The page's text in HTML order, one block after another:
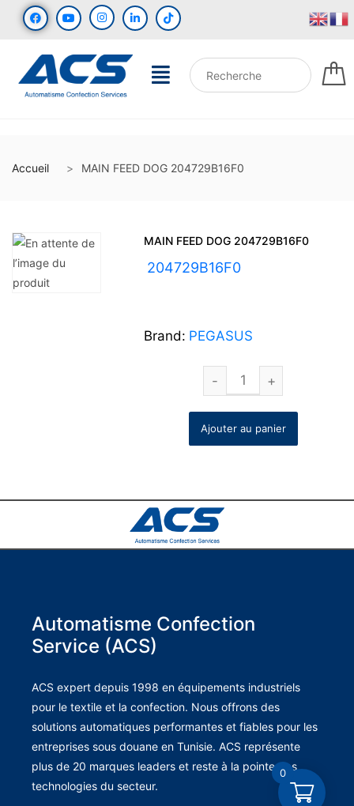
Accueil MAIN FEED DOG 204729B16F0
MAIN FEED DOG 204729B16F0
204729B16F0
Brand: PEGASUS
Ajouter au panier
Automatisme Confection
Service (ACS)
ACS expert depuis 1998 en équipements industriels
pour le textile et la confection. Nous offrons des
solutions automatiques performantes et fiables pour les
entreprises sous douane en Tunisie. ACS représente
plus de 20 marques leaders et reste à la pointe des
technologies du secteur.
0